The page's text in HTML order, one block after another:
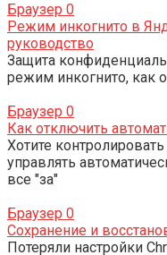
Браузер 0
Режим инкогнито в
руководство
Защита
режим инкогнито, как
Браузер 0
Как отключить
Хотите
управлять
все "за"
Браузер 0
Сохранение и
Потеряли настройки